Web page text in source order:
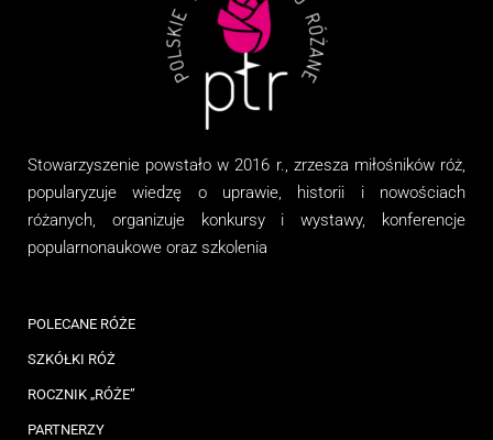
Stowarzyszenie powstało w 2016 r., zrzesza miłośników róż,
popularyzuje wiedzę o uprawie, historii i nowościach
różanych, organizujekonkursy i wystawy, konferencje
popularnonaukowe oraz szkolenia
POLECANE RÓŻE
SZKÓŁKI RÓŻ
ROCZNIK „RÓŻE”
PARTNERZY